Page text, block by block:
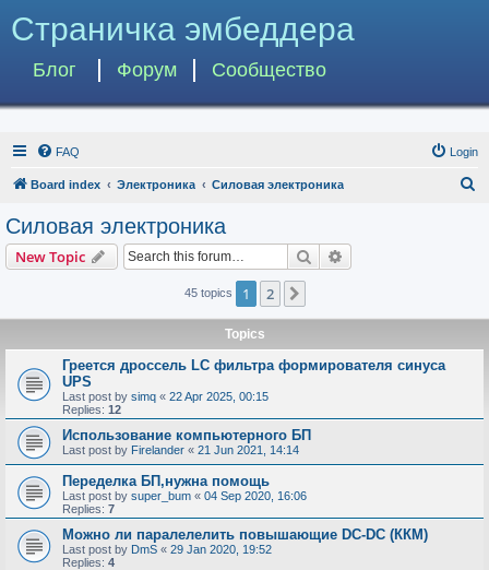
Страничка эмбеддера
Блог Форум Сообщество
FAQ Login
Board index Электроника Силовая электроника
Силовая электроника
New Topic Search
45 topics 1 2
Topics
Греется дроссель LC фильтра формирователя синуса
UPS
Last post by simq « 22 Apr 2025, 00:15
Replies: 12
Использование компьютерного БП
Last post by Firelander « 21 Jun 2021, 14:14
Переделка БП,нужна помощь
Last post by super_bum « 04 Sep 2020, 16:06
Replies: 7
Можно ли паралелелить повышающие DC-DC (ККМ)
Last post by DmS « 29 Jan 2020, 19:52
Replies: 4